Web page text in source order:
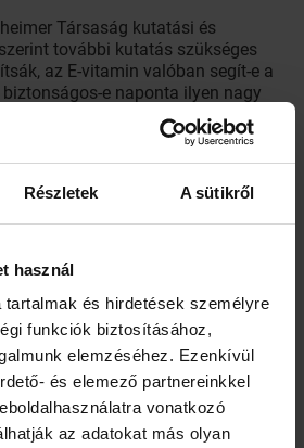
Részletek A sütikről
használ
tartalmak és hirdetések személyre
funkciók biztosításához,
elemzéséhez. Ezenkívül
és elemező partnereinkkel
vonatkozó
az adatokat más olyan
Társaság kutatási és
további kutatás szükséges
az E-vitamin valóban segít-e a
biztonságos-e naponta ilyen nagy